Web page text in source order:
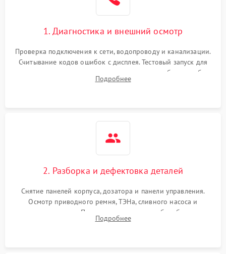
1. Диагностика и внешний осмотр
Проверка подключения к сети, водопроводу и канализации.
Считывание кодов ошибок с дисплея. Тестовый запуск для
выявления посторонних шумов, протечек или сбоев в работе
электронного модуля управления.
Подробнее
2. Разборка и дефектовка деталей
Снятие панелей корпуса, дозатора и панели управления.
Осмотр приводного ремня, ТЭНа, сливного насоса и
амортизаторов. Проверка подшипников барабана и
крестовины на износ, а манжеты люка на разрывы.
Подробнее